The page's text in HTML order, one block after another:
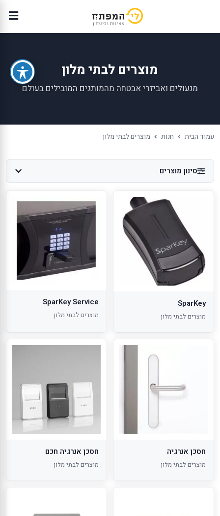
מוצרים לבתי מלון
מנעולים ואביזרי אבטחה מהמותגים המובילים בעולם
עמוד הבית חנות מוצרים לבתי מלון
סינון מוצרים
SparKey
מוצרים לבתי מלון
SparKey Service
מוצרים לבתי מלון
חסכן אנרגיה
מוצרים לבתי מלון
חסכן אנרגיה חכם
מוצרים לבתי מלון